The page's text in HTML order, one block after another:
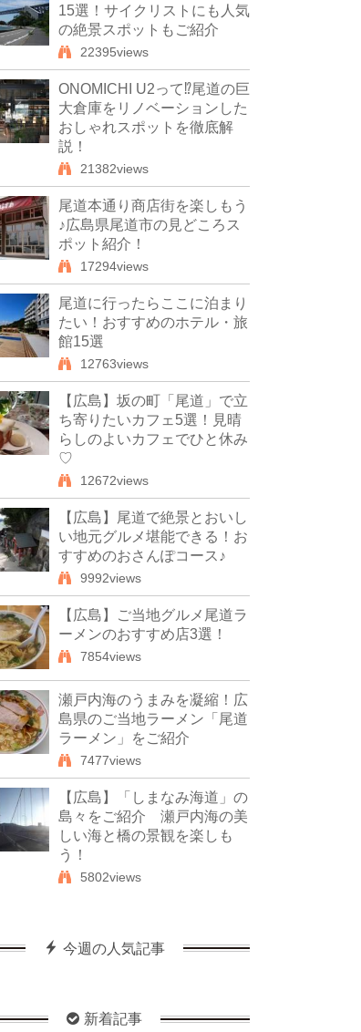
15選！サイクリストにも人気
の絶景スポットもご紹介
22395views
ONOMICHI U2って⁉尾道の巨
大倉庫をリノベーションした
おしゃれスポットを徹底解
説！
21382views
尾道本通り商店街を楽しもう
♪広島県尾道市の見どころス
ポット紹介！
17294views
尾道に行ったらここに泊まり
たい！おすすめのホテル・旅
館15選
12763views
【広島】坂の町「尾道」で立
ち寄りたいカフェ5選！見晴
らしのよいカフェでひと休み
♡
12672views
【広島】尾道で絶景とおいし
い地元グルメ堪能できる！お
すすめのおさんぽコース♪
9992views
【広島】ご当地グルメ尾道ラ
ーメンのおすすめ店3選！
7854views
瀬戸内海のうまみを凝縮！広
島県のご当地ラーメン「尾道
ラーメン」をご紹介
7477views
【広島】「しまなみ海道」の
島々をご紹介 瀬戸内海の美
しい海と橋の景観を楽しも
う！
5802views
今週の人気記事
新着記事